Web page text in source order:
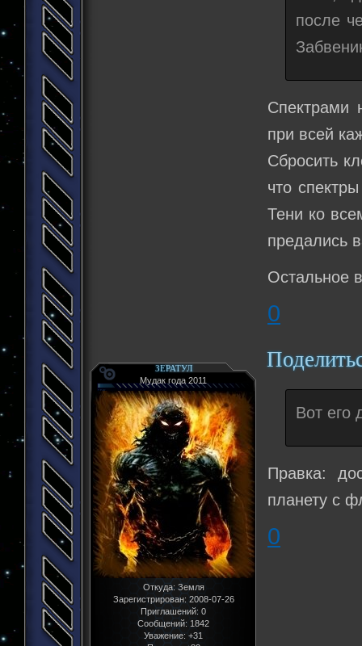
после
Спектрами
при всей
Сбросить
что
Тени ко
предались
Остальное
0
ЗЕРАТУЛ
Мудак года 2011
Откуда: Земля
Зарегистрирован: 2008-07-26
Приглашений: 0
Сообщений: 1842
Уважение: +31
Вот его
Правка:
планету с
0